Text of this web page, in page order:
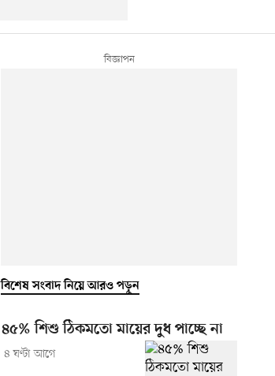
বিশেষ সংবাদ নিয়ে আরও পড়ুন
৪৫% শিশু ঠিকমতো মায়ের দুধ পাচ্ছে না
৪ ঘণ্টা আগে